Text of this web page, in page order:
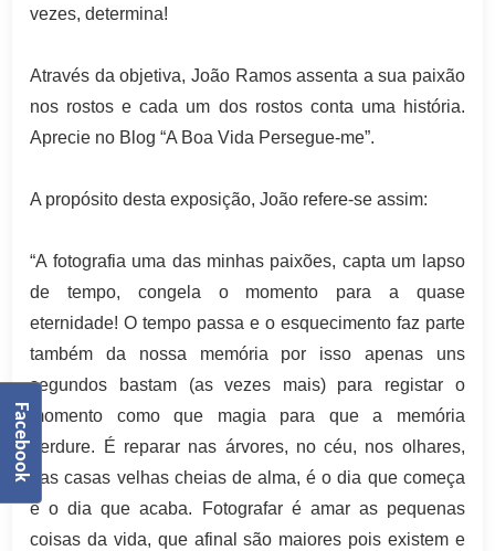
vezes, determina!
Através da objetiva, João Ramos assenta a sua paixão
nos rostos e cada um dos rostos conta uma história.
Aprecie no Blog “A Boa Vida Persegue-me”.
A propósito desta exposição, João refere-se assim:
“A fotografia uma das minhas paixões, capta um lapso
de tempo, congela o momento para a quase
eternidade! O tempo passa e o esquecimento faz parte
também da nossa memória por isso apenas uns
segundos bastam (as vezes mais) para registar o
momento como que magia para que a memória
perdure. É reparar nas árvores, no céu, nos olhares,
nas casas velhas cheias de alma, é o dia que começa
e o dia que acaba. Fotografar é amar as pequenas
coisas da vida, que afinal são maiores pois existem e
Facebook